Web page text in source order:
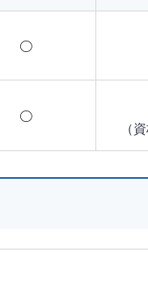
○
○
（